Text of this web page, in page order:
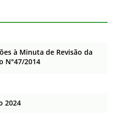
à Minuta de Revisão da
N°47/2014
2024